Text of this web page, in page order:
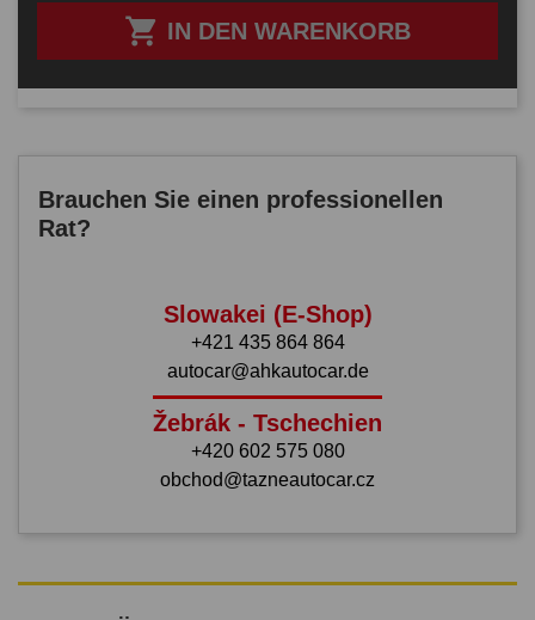
 IN DEN WARENKORB
Brauchen Sie einen professionellen
Rat?
Slowakei (E-Shop)
+421 435 864 864
autocar@ahkautocar.de
Žebrák - Tschechien
+420 602 575 080
obchod@tazneautocar.cz